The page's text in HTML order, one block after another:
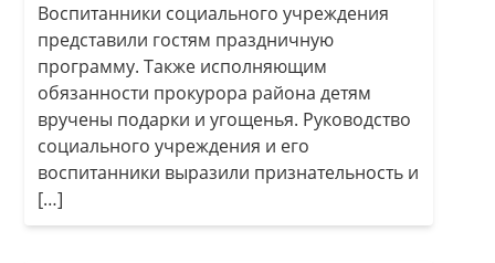
Воспитанники социального учреждения
представили гостям праздничную
программу. Также исполняющим
обязанности прокурора района детям
вручены подарки и угощенья. Руководство
социального учреждения и его
воспитанники выразили признательность и
[…]